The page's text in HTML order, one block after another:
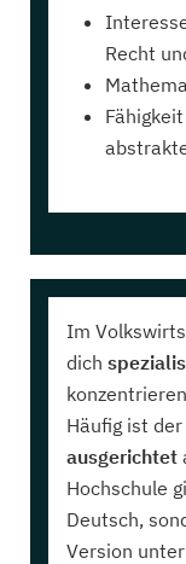
Recht
Im
dich
Häufig ist
ausgerichtet
Hochschule
Deutsch,
Version